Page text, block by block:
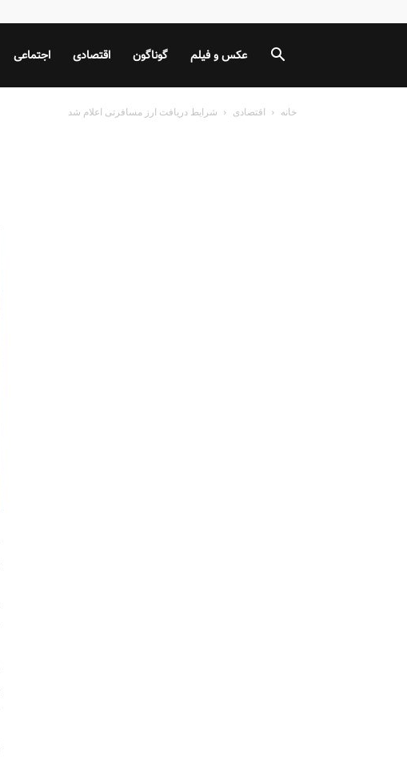
اجتماعی اقتصادی گوناگون عکس و فیلم
خانه اقتصادی شرایط دریافت ارز مسافرتی اعلام شد